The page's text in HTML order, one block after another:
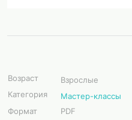
Возраст
Взрослые
Категория
Мастер-классы
Формат
PDF